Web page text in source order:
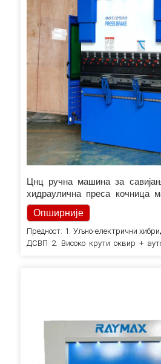
Цнц ручна машина за
хидраулична преса кочница
метала
Опширније
Предност: 1. Уљно-електрични
ДСВП 2. Високо крути оквир +